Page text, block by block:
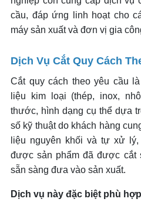
cầu, đáp ứng linh hoạt cho
máy sản xuất và đơn vị gia
Dịch Vụ Cắt Quy Cách
Cắt quy cách theo yêu cầu
liệu kim loại (thép, inox,
thước, hình dạng cụ thể dựa
số kỹ thuật do khách hàng
liệu nguyên khối và tự xử
được sản phẩm đã được cắt
sẵn sàng đưa vào sản xuất.
Dịch vụ này đặc biệt phù